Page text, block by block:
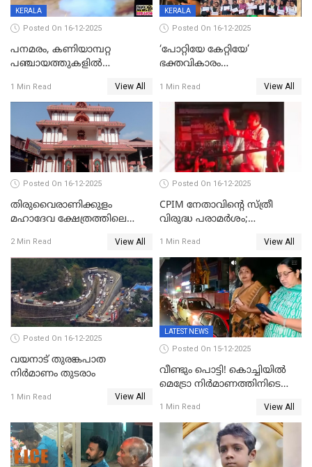
KERALA
Posted On 16-12-2025
പനമരം, കണിയാമ്പറ്റ
പഞ്ചായത്തുകളിൽ
സ്ഥാപനങ്ങൾക്ക് അവധി
1 Min Read View All
KERALA
Posted On 16-12-2025
‘പോറ്റിയേ കേറ്റിയേ’
ഭക്തവികാരം
ഡിജിപിക്ക് പരാതി; ശക്തമായ
നടപടി വേണമെന്നു
സിപിഐഎമ്മും
1 Min Read View All
Posted On 16-12-2025
തിരുവൈരാണിക്കുളം
മഹാദേവ ക്ഷേത്രത്തിലെ
ജനുവരി 2 ന് തുടക്കമാകും
2 Min Read View All
Posted On 16-12-2025
CPIM നേതാവിൻ്റെ സ്ത്രീ
വിരുദ്ധ പരാമർശം;
1 Min Read View All
Posted On 16-12-2025
വയനാട് തുരങ്കപാത
നിർമാണം തുടരാം
1 Min Read View All
LATEST NEWS
Posted On 15-12-2025
വീണ്ടും പൊട്ടി! കൊച്ചിയിൽ
മെട്രോ നിർമാണത്തിനിടെ
റോഡിൽ ഗതാഗത കുരുക്ക്,
കലൂർ സ്റ്റേഡിയം റോഡ്
ഉപരോധിച്ച് കോൺഗ്രസ്
1 Min Read View All